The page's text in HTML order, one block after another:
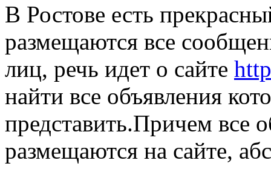
В Ростове есть
размещаются все
лиц, речь идет о сайте
найти все объявления
представить.Причем все
размещаются на сайте,